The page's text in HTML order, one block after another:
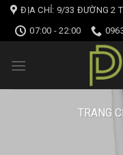
Skip
content
ĐỊA CHỈ: 9/33 ĐƯỜNG 2
07:00 - 22:00
TRANG